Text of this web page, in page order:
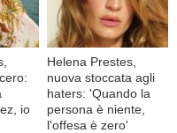
io
Helena Prestes,
nuova stoccata agli
haters: 'Quando la
persona è niente,
l'offesa è zero'